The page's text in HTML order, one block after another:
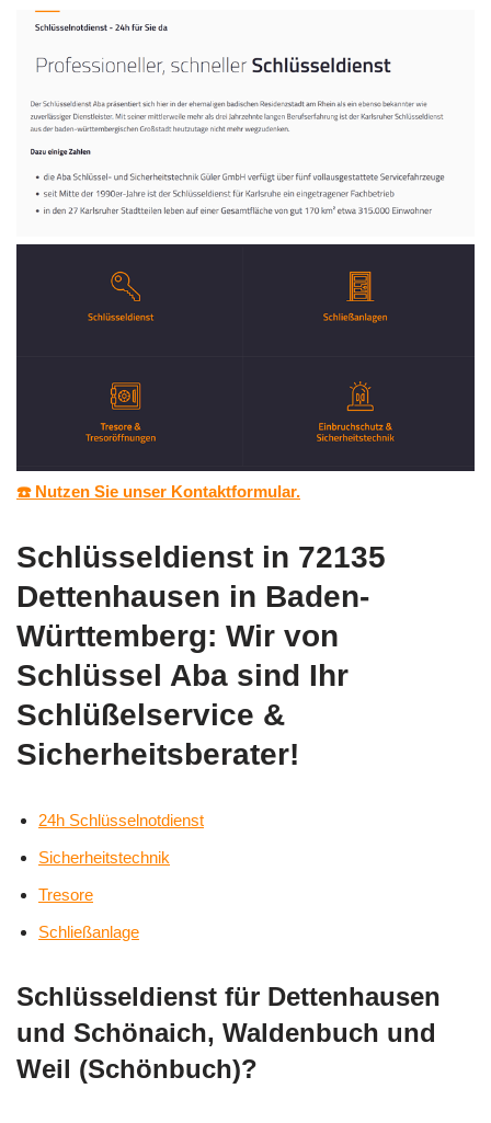
☎️ Nutzen Sie unser Kontaktformular.
Schlüsseldienst in 72135
Dettenhausen in Baden-
Württemberg: Wir von
Schlüssel Aba sind Ihr
Schlüßelservice &
Sicherheitsberater!
24h Schlüsselnotdienst
Sicherheitstechnik
Tresore
Schließanlage
Schlüsseldienst für Dettenhausen
und Schönaich, Waldenbuch und
Weil (Schönbuch)?